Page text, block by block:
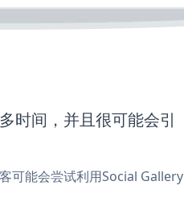
时间，并且很可能会引
可能会尝试利用Social Gallery